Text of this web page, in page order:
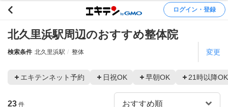
ログイン・登録
北久里浜駅周辺のおすすめ整体院
検索条件 北久里浜駅 整体 変更
エキテンネット予約 日祝OK 早朝OK 21時以降OK
23 件